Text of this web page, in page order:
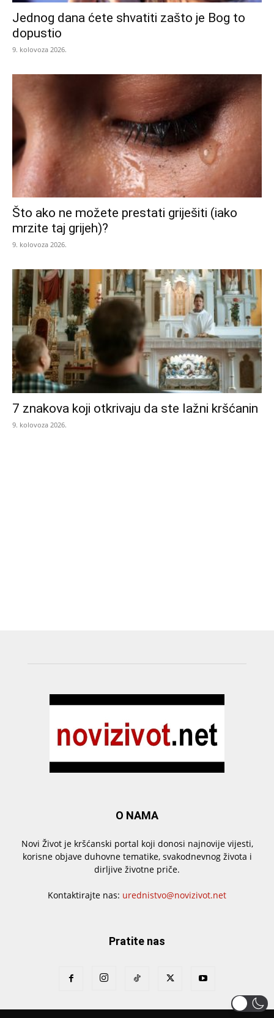
Jednog dana ćete shvatiti zašto je Bog to
dopustio
9. kolovoza 2026.
Što ako ne možete prestati griješiti (iako
mrzite taj grijeh)?
9. kolovoza 2026.
7 znakova koji otkrivaju da ste lažni kršćanin
9. kolovoza 2026.
O NAMA
Novi Život je kršćanski portal koji donosi najnovije vijesti,
korisne objave duhovne tematike, svakodnevnog života i
dirljive životne priče.
Kontaktirajte nas: urednistvo@novizivot.net
Pratite nas